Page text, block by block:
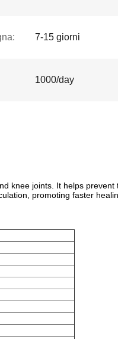
7-15 giorni
1000/day
knee joints. It helps
promoting faster